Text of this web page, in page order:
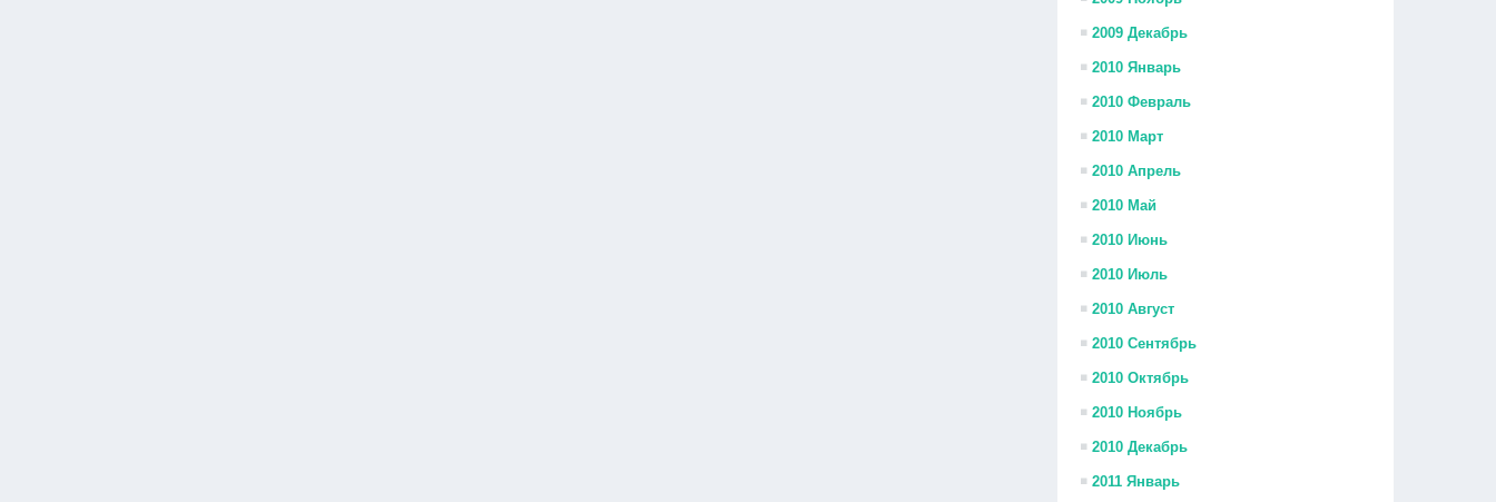
2009 Декабрь
2010 Январь
2010 Февраль
2010 Март
2010 Апрель
2010 Май
2010 Июнь
2010 Июль
2010 Август
2010 Сентябрь
2010 Октябрь
2010 Ноябрь
2010 Декабрь
2011 Январь